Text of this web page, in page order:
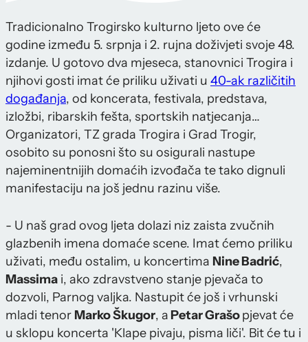
Tradicionalno Trogirsko kulturno ljeto ove će
godine između 5. srpnja i 2. rujna doživjeti svoje 48.
izdanje. U gotovo dva mjeseca, stanovnici Trogira i
njihovi gosti imat će priliku uživati u 40-ak različitih
događanja, od koncerata, festivala, predstava,
izložbi, ribarskih fešta, sportskih natjecanja…
Organizatori, TZ grada Trogira i Grad Trogir,
osobito su ponosni što su osigurali nastupe
najeminentnijih domaćih izvođača te tako dignuli
manifestaciju na još jednu razinu više.
- U naš grad ovog ljeta dolazi niz zaista zvučnih
glazbenih imena domaće scene. Imat ćemo priliku
uživati, među ostalim, u koncertima Nine Badrić,
Massima i, ako zdravstveno stanje pjevača to
dozvoli, Parnog valjka. Nastupit će još i vrhunski
mladi tenor Marko Škugor, a Petar Grašopjevat će
u sklopu koncerta 'Klape pivaju, pisma liči'. Bit će tu i